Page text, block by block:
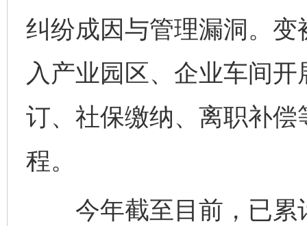
纠纷成因与管理漏洞。
入产业园区、企业车间
订、社保缴纳、离职补偿
程。
今年截至目前，已累